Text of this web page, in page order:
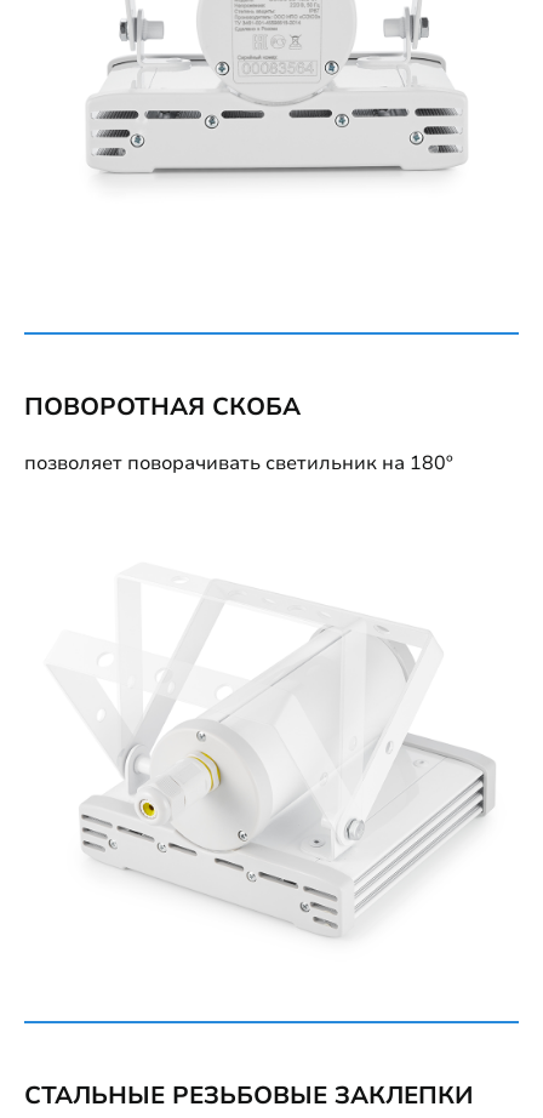
ПОВОРОТНАЯ СКОБА
позволяет поворачивать светильник на 180º
СТАЛЬНЫЕ РЕЗЬБОВЫЕ ЗАКЛЕПКИ